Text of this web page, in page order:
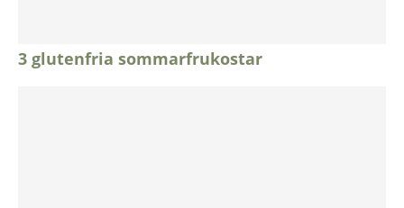
3 glutenfria sommarfrukostar